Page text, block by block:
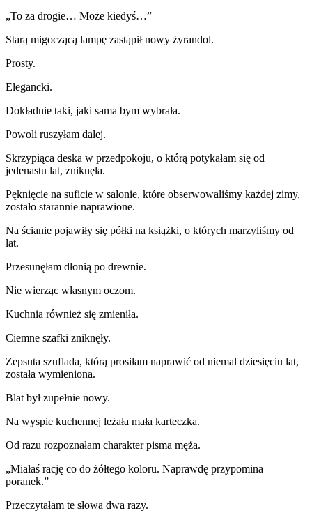
„To za drogie… Może kiedyś…”
Starą migoczącą lampę zastąpił nowy żyrandol.
Prosty.
Elegancki.
Dokładnie taki, jaki sama bym wybrała.
Powoli ruszyłam dalej.
Skrzypiąca deska w przedpokoju, o którą potykałam się od
jedenastu lat, zniknęła.
Pęknięcie na suficie w salonie, które obserwowaliśmy każdej zimy,
zostało starannie naprawione.
Na ścianie pojawiły się półki na książki, o których marzyliśmy od
lat.
Przesunęłam dłonią po drewnie.
Nie wierząc własnym oczom.
Kuchnia również się zmieniła.
Ciemne szafki zniknęły.
Zepsuta szuflada, którą prosiłam naprawić od niemal dziesięciu lat,
została wymieniona.
Blat był zupełnie nowy.
Na wyspie kuchennej leżała mała karteczka.
Od razu rozpoznałam charakter pisma męża.
„Miałaś rację co do żółtego koloru. Naprawdę przypomina
poranek.”
Przeczytałam te słowa dwa razy.